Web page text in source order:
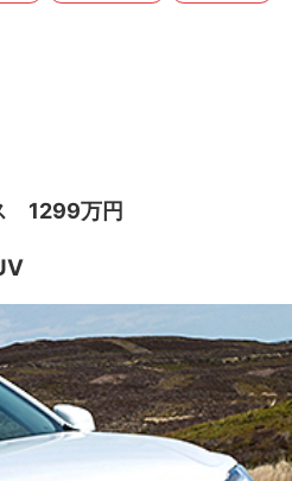
1299万円